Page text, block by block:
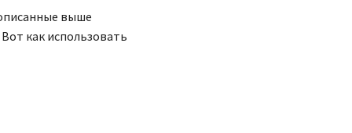
выше
как использовать